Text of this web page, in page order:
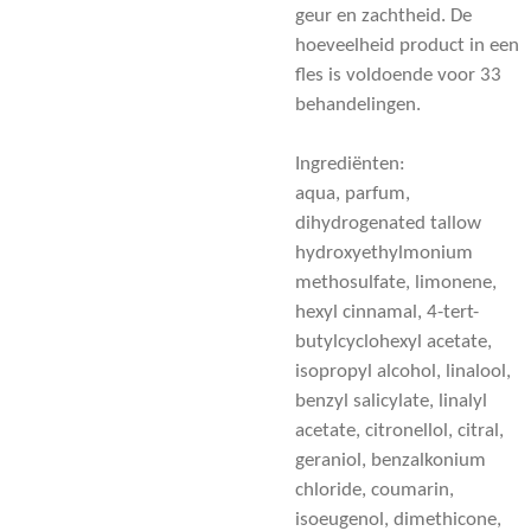
geur en zachtheid. De
hoeveelheid product in een
fles is voldoende voor 33
behandelingen.
Ingrediënten:
aqua, parfum,
dihydrogenated tallow
hydroxyethylmonium
methosulfate, limonene,
hexyl cinnamal, 4-tert-
butylcyclohexyl acetate,
isopropyl alcohol, linalool,
benzyl salicylate, linalyl
acetate, citronellol, citral,
geraniol, benzalkonium
chloride, coumarin,
isoeugenol, dimethicone,